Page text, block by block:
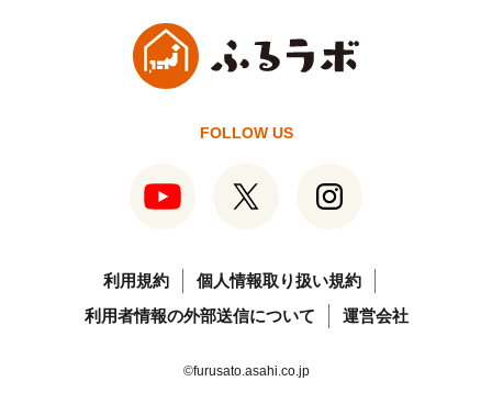
FOLLOW US
利用規約
個人情報取り扱い規約
利用者情報の外部送信について
運営会社
©furusato.asahi.co.jp